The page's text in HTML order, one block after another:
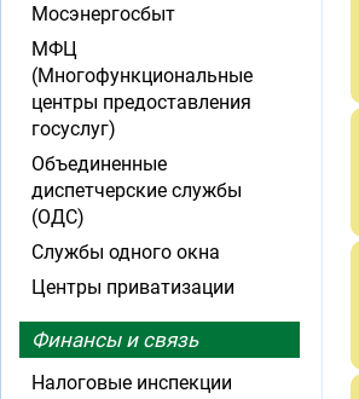
Мосэнергосбыт
МФЦ
(Многофункциональные
центры предоставления
госуслуг)
Объединенные
диспетчерские службы
(ОДС)
Службы одного окна
Центры приватизации
Финансы и связь
Налоговые инспекции